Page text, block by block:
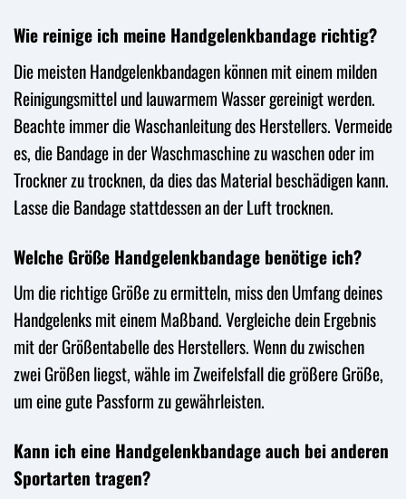
Wie reinige ich meine Handgelenkbandage richtig?
Die meisten Handgelenkbandagen können mit einem milden
Reinigungsmittel und lauwarmem Wasser gereinigt werden.
Beachte immer die Waschanleitung des Herstellers. Vermeide
es, die Bandage in der Waschmaschine zu waschen oder im
Trockner zu trocknen, da dies das Material beschädigen kann.
Lasse die Bandage stattdessen an der Luft trocknen.
Welche Größe Handgelenkbandage benötige ich?
Um die richtige Größe zu ermitteln, miss den Umfang deines
Handgelenks mit einem Maßband. Vergleiche dein Ergebnis
mit der Größentabelle des Herstellers. Wenn du zwischen
zwei Größen liegst, wähle im Zweifelsfall die größere Größe,
um eine gute Passform zu gewährleisten.
Kann ich eine Handgelenkbandage auch bei anderen
Sportarten tragen?